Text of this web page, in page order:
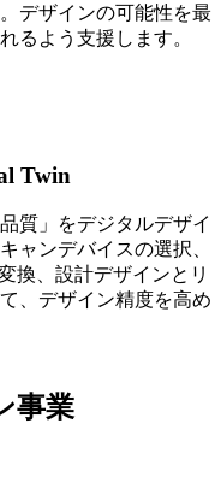
デザインの可能性を最
るよう支援します。
Twin
質」をデジタルデザイ
ャンデバイスの選択、
換、設計デザインとリ
、デザイン精度を高め
事業